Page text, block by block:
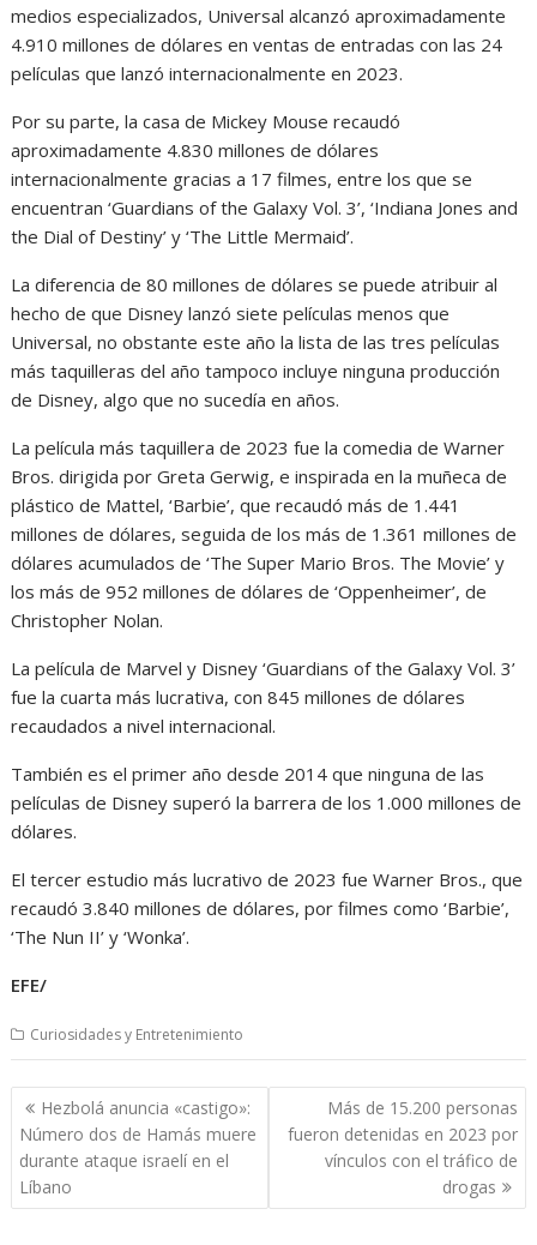
medios especializados, Universal alcanzó aproximadamente
4.910 millones de dólares en ventas de entradas con las 24
películas que lanzó internacionalmente en 2023.
Por su parte, la casa de Mickey Mouse recaudó
aproximadamente 4.830 millones de dólares
internacionalmente gracias a 17 filmes, entre los que se
encuentran ‘Guardians of the Galaxy Vol. 3’, ‘Indiana Jones and
the Dial of Destiny’ y ‘The Little Mermaid’.
La diferencia de 80 millones de dólares se puede atribuir al
hecho de que Disney lanzó siete películas menos que
Universal, no obstante este año la lista de las tres películas
más taquilleras del año tampoco incluye ninguna producción
de Disney, algo que no sucedía en años.
La película más taquillera de 2023 fue la comedia de Warner
Bros. dirigida por Greta Gerwig, e inspirada en la muñeca de
plástico de Mattel, ‘Barbie’, que recaudó más de 1.441
millones de dólares, seguida de los más de 1.361 millones de
dólares acumulados de ‘The Super Mario Bros. The Movie’ y
los más de 952 millones de dólares de ‘Oppenheimer’, de
Christopher Nolan.
La película de Marvel y Disney ‘Guardians of the Galaxy Vol. 3’
fue la cuarta más lucrativa, con 845 millones de dólares
recaudados a nivel internacional.
También es el primer año desde 2014 que ninguna de las
películas de Disney superó la barrera de los 1.000 millones de
dólares.
El tercer estudio más lucrativo de 2023 fue Warner Bros., que
recaudó 3.840 millones de dólares, por filmes como ‘Barbie’,
‘The Nun II’ y ‘Wonka’.
EFE/
Curiosidades y Entretenimiento
Navegación
de
entradas
Hezbolá anuncia «castigo»:
Número dos de Hamás muere
durante ataque israelí en el
Líbano
Más de 15.200 personas
fueron detenidas en 2023 por
vínculos con el tráfico de
drogas